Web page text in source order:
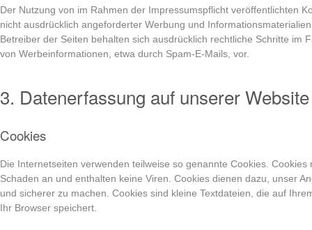
Der Nutzung von im Rahmen der Impressumspflicht veröffentlichten
nicht ausdrücklich angeforderter Werbung und
Betreiber der Seiten behalten sich ausdrücklich rechtliche Schritte im
von Werbeinformationen, etwa durch Spam-E-Mails, vor.
3. Datenerfassung auf unserer Website
Cookies
Die Internetseiten verwenden teilweise so genannte Cookies.
Schaden an und enthalten keine Viren. Cookies dienen dazu, unser
und sicherer zu machen. Cookies sind kleine Textdateien, die auf
Ihr Browser speichert.